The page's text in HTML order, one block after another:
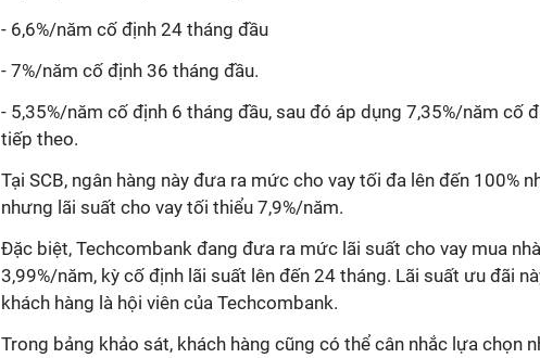
- 6,6%/năm cố định 24 tháng đầu
- 7%/năm cố định 36 tháng đầu.
- 5,35%/năm cố định 6 tháng đầu, sau đó áp dụng 7,35%/năm cố
tiếp theo.
Tại SCB, ngân hàng này đưa ra mức cho vay tối đa lên đến 100%
nhưng lãi suất cho vay tối thiểu 7,9%/năm.
Đặc biệt, Techcombank đang đưa ra mức lãi suất cho vay mua
3,99%/năm, kỳ cố định lãi suất lên đến 24 tháng. Lãi suất ưu đãi
khách hàng là hội viên của Techcombank.
Trong bảng khảo sát, khách hàng cũng có thể cân nhắc lựa chọn